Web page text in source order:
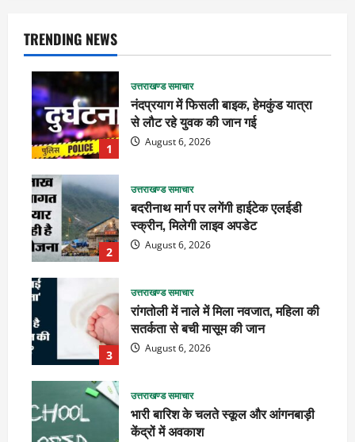
TRENDING NEWS
1
उत्तराखण्ड समाचार
नंदप्रयाग में फिसली बाइक, हेमकुंड यात्रा
से लौट रहे युवक की जान गई
August 6, 2026
2
उत्तराखण्ड समाचार
बदरीनाथ मार्ग पर लगेंगी हाईटेक एलईडी
स्क्रीन, मिलेगी लाइव अपडेट
August 6, 2026
3
उत्तराखण्ड समाचार
रांगतोली में नाले में मिला नवजात, महिला की
सतर्कता से बची मासूम की जान
August 6, 2026
उत्तराखण्ड समाचार
भारी बारिश के चलते स्कूल और आंगनबाड़ी
केंद्रों में अवकाश